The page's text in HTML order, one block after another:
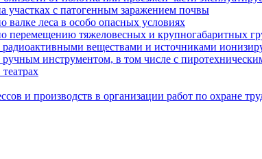
участках с патогенным заражением почвы
леса в особо опасных условиях
перемещению тяжеловесных и крупногабаритных
веществами и источниками
инструментом, в том числе с
и производств в организации работ по охране